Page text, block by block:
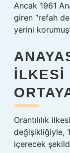
Ancak 1961
giren “refah
yerini
ILKESI
Orantılılık
değişikliğiyle,
içerecek